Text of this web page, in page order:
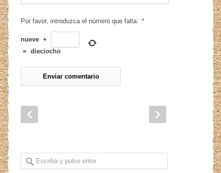
Por favor, introduzca el número que falta: *
nueve +
=
dieciocho